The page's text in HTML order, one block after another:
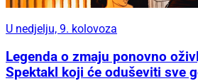
U nedjelju, 9. kolovoza
Legenda o zmaju ponovno
Spektakl koji će oduševiti sve